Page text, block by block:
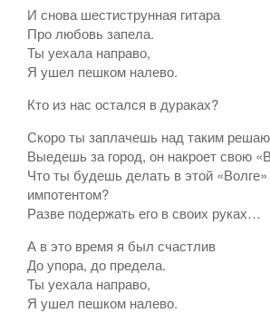
И снова шестиструнная гитара
Про любовь запела.
Ты уехала направо,
Я ушел пешком налево.
Кто из нас остался в дураках?
Скоро ты заплачешь над таким
Выедешь за город, он накроет свою
Что ты будешь делать в этой
импотентом?
Разве подержать его в своих руках…
А в это время я был счастлив
До упора, до предела.
Ты уехала направо,
Я ушел пешком налево.